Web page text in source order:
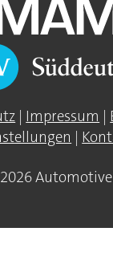
| Impressum |
|